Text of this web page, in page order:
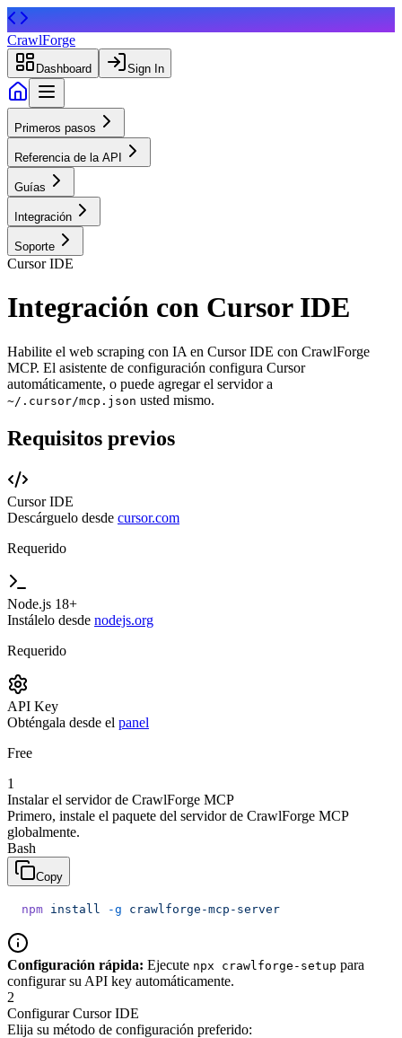
CrawlForge
Dashboard Sign In
Primeros pasos
Referencia de la API
Guías
Integración
Soporte
Cursor IDE
Integración con Cursor IDE
Habilite el web scraping con IA en Cursor IDE con CrawlForge
MCP. El asistente de configuración configura Cursor
automáticamente, o puede agregar el servidor a
~/.cursor/mcp.json usted mismo.
Requisitos previos
Cursor IDE
Descárguelo desde cursor.com
Requerido
Node.js 18+
Instálelo desde nodejs.org
Requerido
API Key
Obténgala desde el panel
Free
1
Instalar el servidor de CrawlForge MCP
Primero, instale el paquete del servidor de CrawlForge MCP
globalmente.
Bash
Copy
npm install -g crawlforge-mcp-server
Configuración rápida: Ejecute npx crawlforge-setup para
configurar su API key automáticamente.
2
Configurar Cursor IDE
Elija su método de configuración preferido: